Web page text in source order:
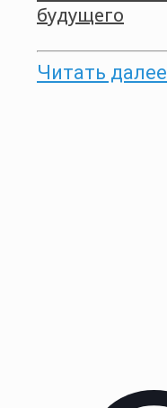
будущего
Читать далее